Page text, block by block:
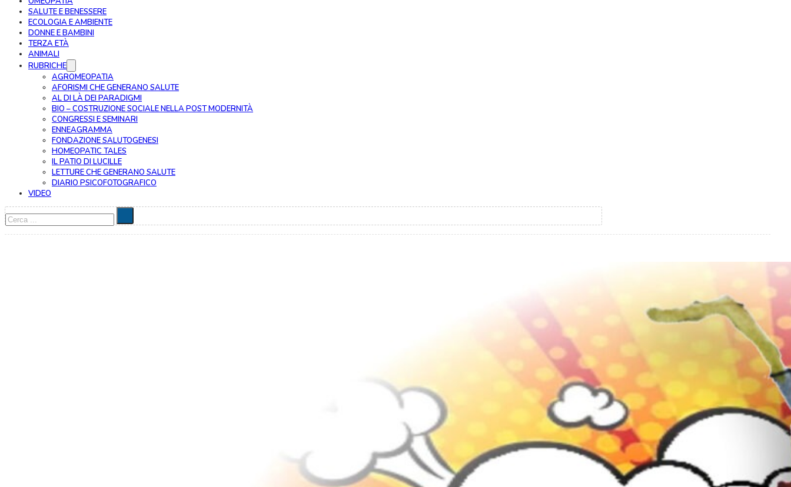
SALUTE E BENESSERE
ECOLOGIA E AMBIENTE
DONNE E BAMBINI
TERZA ETÀ
ANIMALI
RUBRICHE
AGROMEOPATIA
AFORISMI CHE GENERANO SALUTE
AL DI LÀ DEI PARADIGMI
BIO – COSTRUZIONE SOCIALE NELLA POST MODERNITÀ
CONGRESSI E SEMINARI
ENNEAGRAMMA
FONDAZIONE SALUTOGENESI
HOMEOPATIC TALES
IL PATIO DI LUCILLE
LETTURE CHE GENERANO SALUTE
DIARIO PSICOFOTOGRAFICO
VIDEO
Cerca